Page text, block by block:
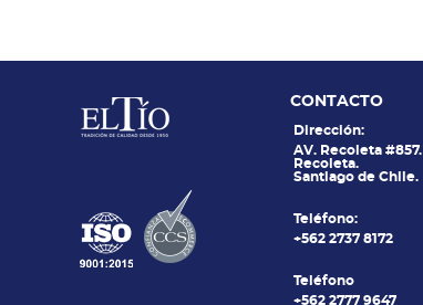
CONTACTO
Dirección:
AV. Recoleta #857.
Recoleta.
Santiago de Chile.
Teléfono:
+562 2737 8172
Teléfono
+562 2777 9647